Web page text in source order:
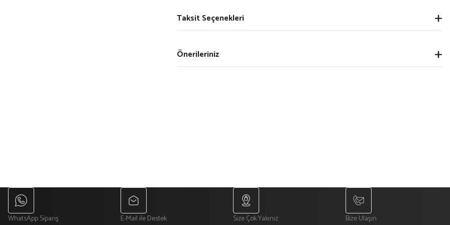
Taksit Seçenekleri
Önerileriniz
WhatsApp Sipariş E-Mail ile Destek Size Çok Yakınız Bize Ulaşın